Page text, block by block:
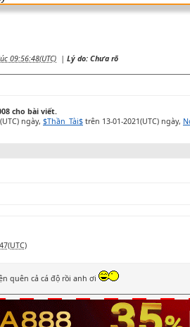
09:56:48(UTC) | Lý do: Chưa rõ
cho bài viết.
ngày, $Thần_Tài$ trên 13-01-2021(UTC) ngày,
quên cả cá độ rồi anh ơi